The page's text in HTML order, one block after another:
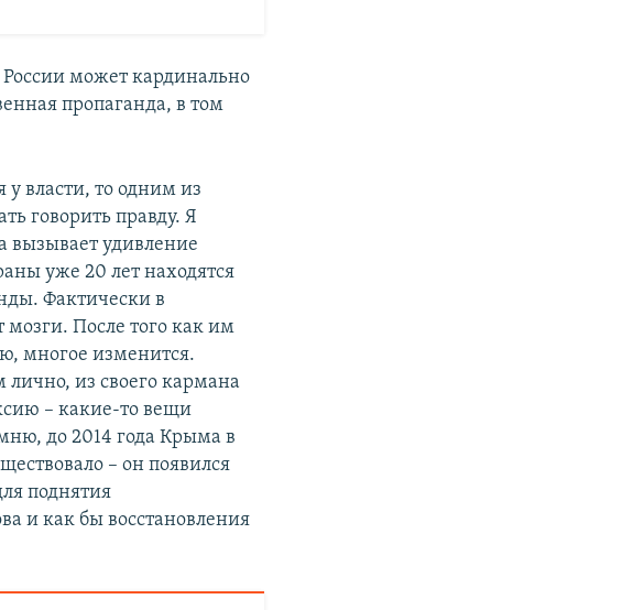
может кардинально
пропаганда, в том
у власти, то одним из
говорить правду. Я
вызывает удивление
уже 20 лет находятся
Фактически в
После того как им
многое изменится.
из своего кармана
– какие-то вещи
до 2014 года Крыма в
– он появился
поднятия
и как бы восстановления